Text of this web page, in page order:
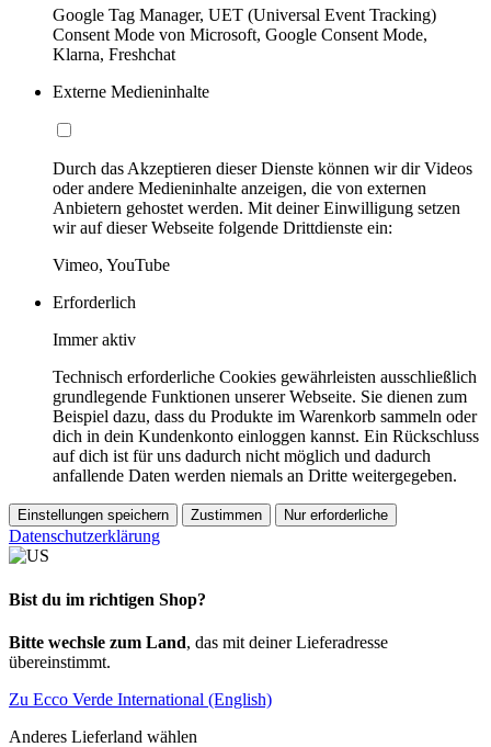
Google Tag Manager, UET (Universal Event Tracking)
Consent Mode von Microsoft, Google Consent Mode,
Klarna, Freshchat
Externe Medieninhalte
Durch das Akzeptieren dieser Dienste können wir dir Videos
oder andere Medieninhalte anzeigen, die von externen
Anbietern gehostet werden. Mit deiner Einwilligung setzen
wir auf dieser Webseite folgende Drittdienste ein:
Vimeo, YouTube
Erforderlich
Immer aktiv
Technisch erforderliche Cookies gewährleisten ausschließlich
grundlegende Funktionen unserer Webseite. Sie dienen zum
Beispiel dazu, dass du Produkte im Warenkorb sammeln oder
dich in dein Kundenkonto einloggen kannst. Ein Rückschluss
auf dich ist für uns dadurch nicht möglich und dadurch
anfallende Daten werden niemals an Dritte weitergegeben.
Einstellungen speichern Zustimmen Nur erforderliche
Datenschutzerklärung
Bist du im richtigen Shop?
Bitte wechsle zum Land, das mit deiner Lieferadresse
übereinstimmt.
Zu Ecco Verde International (English)
Anderes Lieferland wählen